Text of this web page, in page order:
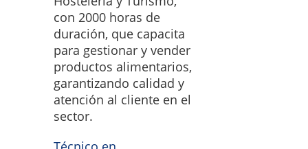
con 2000 horas de
duración, que capacita
para gestionar y vender
productos alimentarios,
garantizando calidad y
atención al cliente en el
sector.